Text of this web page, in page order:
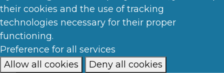
their cookies and the use of tracking
technologies necessary for their proper
functioning.
Preference for all services
Allow all cookies
Deny all cookies